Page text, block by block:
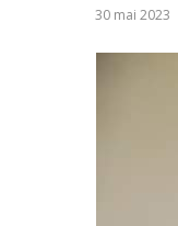
30 mai 2023